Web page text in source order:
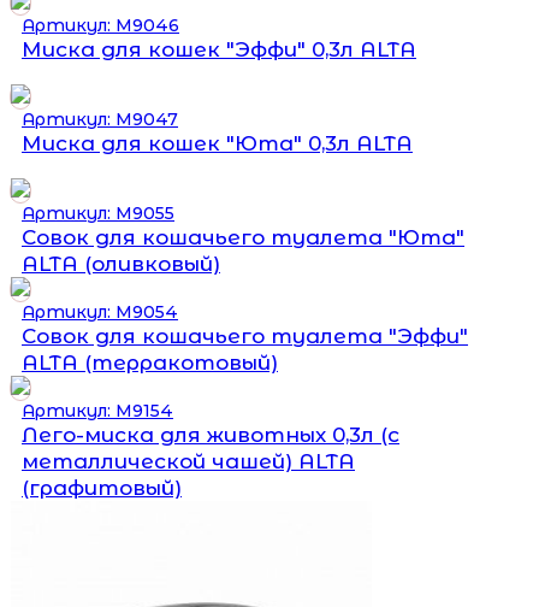
Артикул: М9046
Миска для кошек "Эффи" 0,3л ALTA
Артикул: М9047
Миска для кошек "Юта" 0,3л ALTA
Артикул: М9055
Совок для кошачьего туалета "Юта"
ALTA (оливковый)
Артикул: М9054
Совок для кошачьего туалета "Эффи"
ALTA (терракотовый)
Артикул: М9154
Лего-миска для животных 0,3л (с
металлической чашей) ALTA
(графитовый)